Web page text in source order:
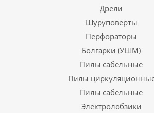
Дрели
Шуруповерты
Перфораторы
Болгарки (УШМ)
Пилы сабельные
Пилы
Пилы сабельные
Электролобзики